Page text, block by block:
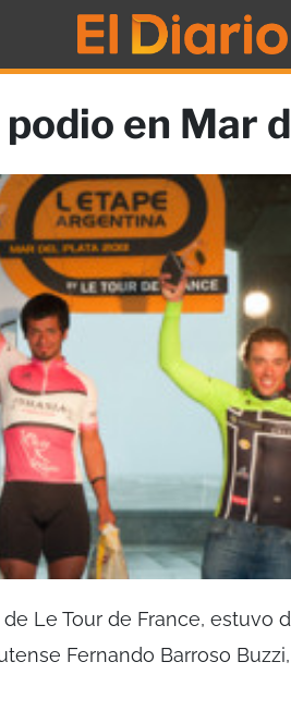
en Mar
Le Tour de France, estuvo
Fernando Barroso